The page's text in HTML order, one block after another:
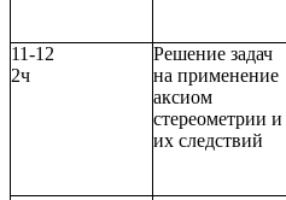
11-12
2ч
Решение задач
на применение
аксиом
стереометрии и
их следствий